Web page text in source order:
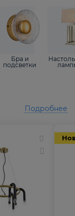
Бра и
подсветки
Подробнее